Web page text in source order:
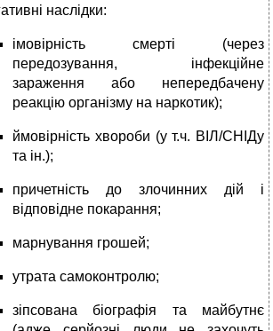
наслідки:
імовірність смерті (через
передозування, інфекційне
зараження або непередбачену
реакцію організму на наркотик);
ймовірність хвороби (у т.ч. ВІЛ/СНІДу
та ін.);
причетність до злочинних дій і
відповідне покарання;
марнування грошей;
утрата самоконтролю;
зіпсована біографія та майбутнє